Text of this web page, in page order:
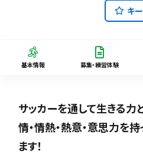
キ
基本情報 募集・練習体験
サッカーを通して生きる力
情・情熱・熱意・意思力を
ます！